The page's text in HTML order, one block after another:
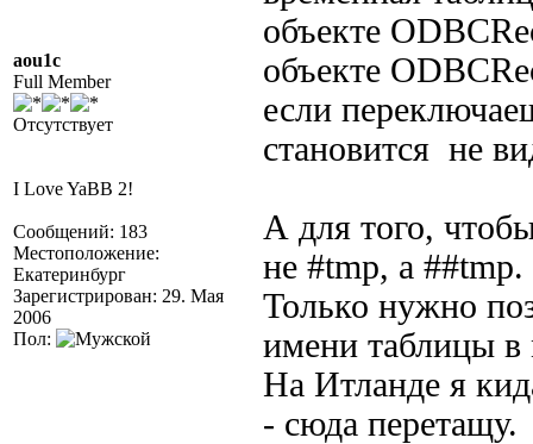
aou1c
Full Member
Отсутствует
I Love YaBB 2!
Сообщений: 183
Местоположение:
Екатеринбург
Зарегистрирован: 29. Мая
2006
Пол:
объекте
объекте
если
становится не
А для того,
не #tmp, а ##tmp.
Только нужно
имени таблицы в
На Итланде я
- сюда перетащу.